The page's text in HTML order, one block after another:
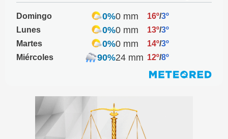
Domingo 0%0 mm 16º/3º
Lunes
0%0 mm 13º/3º
Martes
0%0 mm 14º/3º
Miércoles
90%24 mm 12º/8º